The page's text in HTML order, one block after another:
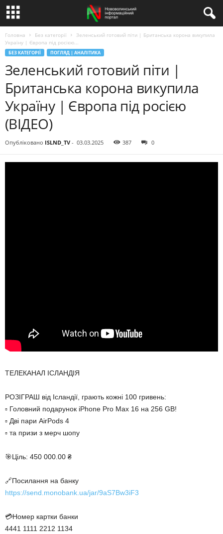
Головна Без категорії
Зеленський готовий піти | Британська корона викупила
Україну | Європа під росією...
БЕЗ КАТЕГОРІЇ ПОГЛЯД | АНАЛІТИКА
Зеленський готовий піти |
Британська корона викупила
Україну | Європа під росією
(ВІДЕО)
Опубліковано ISLND_TV - 03.03.2025 387 0
ТЕЛЕКАНАЛ ІСЛАНДІЯ
РОЗІГРАШ від Ісландії, грають кожні 100 гривень:
▫️ Головний подарунок iPhone Pro Max 16 на 256 GB!
▫️ Дві пари AirPods 4
▫️ та призи з мерч шопу
🎯Ціль: 450 000.00 ₴
🔗Посилання на банку
https://send.monobank.ua/jar/9aS7Bw3iF3
💳Номер картки банки
4441 1111 2212 1134